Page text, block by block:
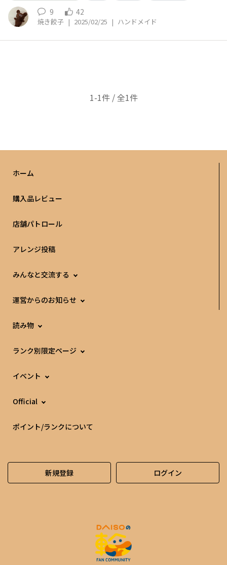
9 42
焼き餃子 | 2025/02/25 | ハンドメイド
1-1件 / 全1件
ホーム
購入品レビュー
店舗パトロール
アレンジ投稿
みんなと交流する
運営からのお知らせ
読み物
ランク別限定ページ
イベント
Official
ポイント/ランクについて
新規登録 ログイン